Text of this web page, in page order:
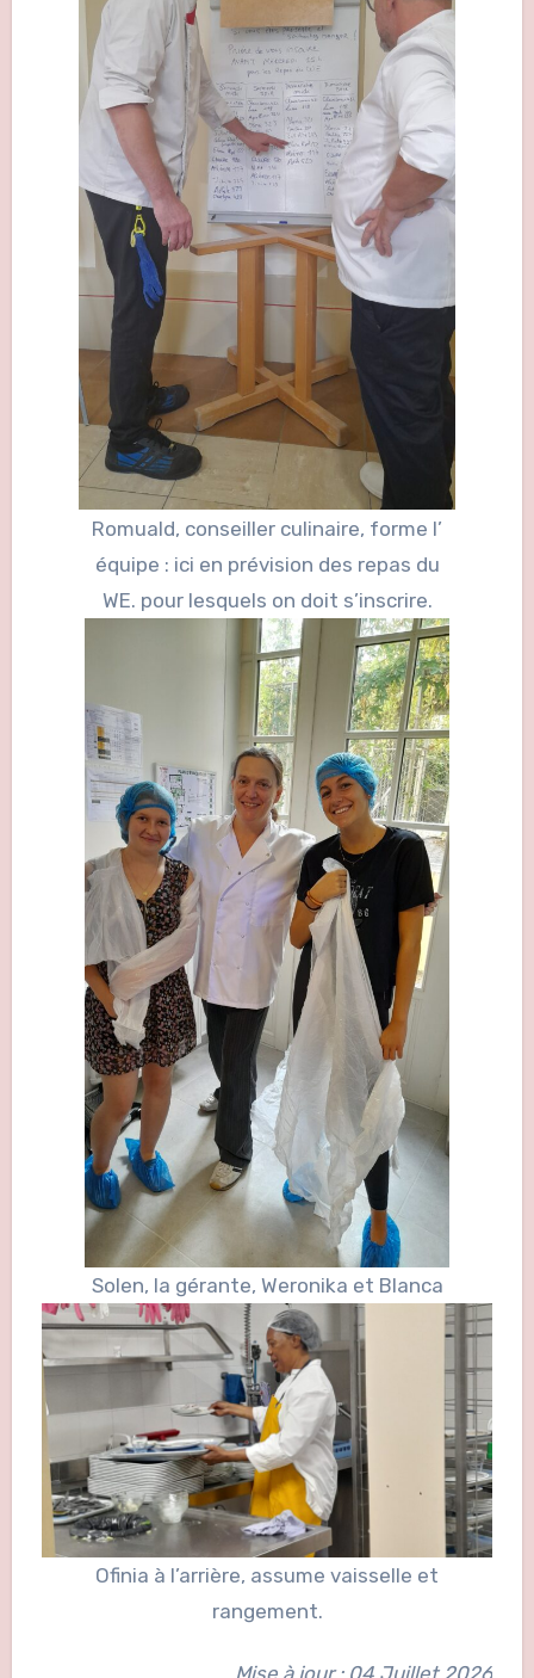
Romuald, conseiller culinaire, forme l’
équipe : ici en prévision des repas du
WE. pour lesquels on doit s’inscrire.
Solen, la gérante, Weronika et Blanca
Ofinia à l’arrière, assume vaisselle et
rangement.